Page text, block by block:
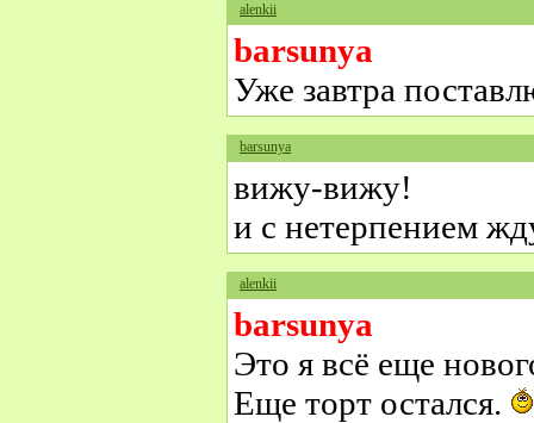
alenkii
barsunya
Уже завтра
barsunya
вижу-вижу!
и с нетерпением
alenkii
barsunya
Это я всё еще
Еще торт остался.